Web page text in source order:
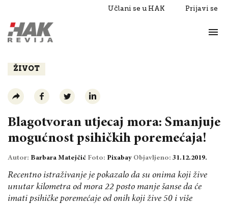
Učlani se u HAK Prijavi se
Razgovori
ŽIVOT
Blagotvoran utjecaj mora: Smanjuje
mogućnost psihičkih poremećaja!
Autor: Barbara Matejčić Foto: Pixabay Objavljeno: 31.12.2019.
Recentno istraživanje je pokazalo da su onima koji žive
unutar kilometra od mora 22 posto manje šanse da će
imati psihičke poremećaje od onih koji žive 50 i više